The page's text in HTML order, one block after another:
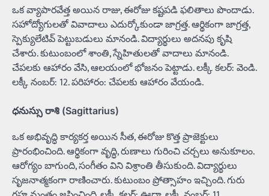
ఒక వ్యాపారవేత్త అయిన రాజు, ఈరోజు కష్టపడి ఫలితాలు పొందాడు.
సహోద్యోగులతో వివాదాలు ఎదుర్కోకుండా జాగ్రత్త. ఆర్థికంగా జాగ్రత్త,
స్పెక్యులేటివ్ పెట్టుబడులు మానండి. విద్యార్థులు అదనపు కృషి
చేశారు. కుటుంబంలో శాంతి, స్నేహితులతో వాదాలు మానండి.
చేపలకు ఆహారం వేసి, ఆలయంలో భోజనం పెట్టాడు. లక్కీ కలర్: వెండి.
లక్కీ నంబర్: 12. పరిహారం: చేపలకు ఆహారం వేయండి.
ధనుస్సు రాశి (Sagittarius)
ఒక అభివృద్ధి కార్యకర్త అయిన సీత, ఈరోజు కొత్త ప్రాజెక్టులు
ప్రారంభించింది. ఆర్థికంగా వృద్ధి, రుణాలు గురించి చర్చలు అనుకూలం.
ఆరోగ్యం బాగుంది, సంగీతం విని విశ్రాంతి తీసుకుంది. విద్యార్థులు
సృజనాత్మకంగా రాణించారు. కుటుంబం ప్రోత్సాహం ఇచ్చింది. గురు